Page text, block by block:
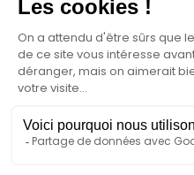
En
le
La simplicité, au
Équipé du nouveau